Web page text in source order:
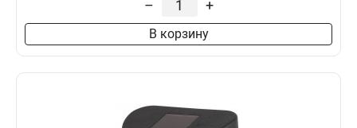
– +
В корзину